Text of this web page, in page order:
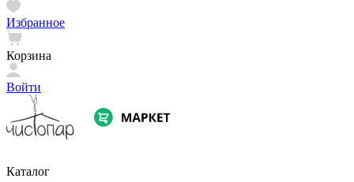
Избранное
Корзина
Войти
Каталог